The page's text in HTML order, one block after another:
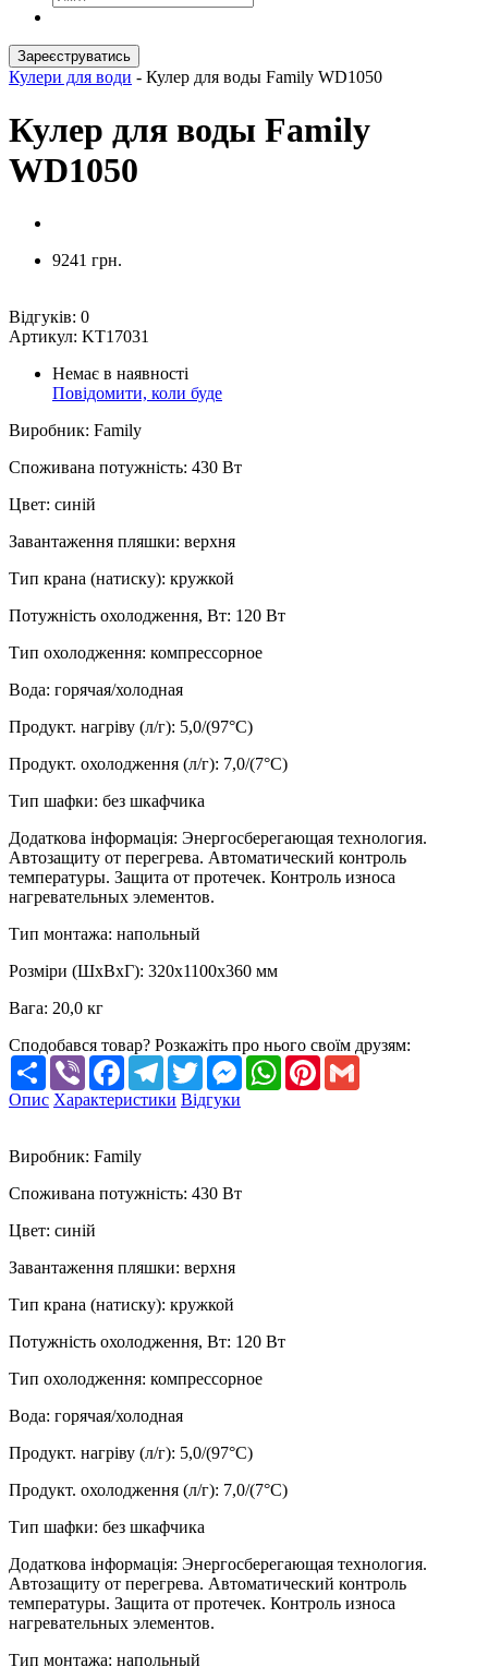
Зареєструватись
Кулери для води - Кулер для воды Family WD1050
Кулер для воды Family
WD1050
9241 грн.
Відгуків: 0
Артикул: KT17031
Немає в наявності
Повідомити, коли буде
Виробник: Family
Споживана потужність: 430 Вт
Цвет: синій
Завантаження пляшки: верхня
Тип крана (натиску): кружкой
Потужність охолодження, Вт: 120 Вт
Тип охолодження: компрессорное
Вода: горячая/холодная
Продукт. нагріву (л/г): 5,0/(97°C)
Продукт. охолодження (л/г): 7,0/(7°C)
Тип шафки: без шкафчика
Додаткова інформація: Энергосберегающая технология.
Автозащиту от перегрева. Автоматический контроль
температуры. Защита от протечек. Контроль износа
нагревательных элементов.
Тип монтажа: напольный
Розміри (ШхВхГ): 320х1100х360 мм
Вага: 20,0 кг
Сподобався товар? Розкажіть про нього своїм друзям:
Share Viber FacebookTelegramTwitterMessengerWhatsApp
Pinterest
Опис Характеристики Відгуки
Виробник: Family
Споживана потужність: 430 Вт
Цвет: синій
Завантаження пляшки: верхня
Тип крана (натиску): кружкой
Потужність охолодження, Вт: 120 Вт
Тип охолодження: компрессорное
Вода: горячая/холодная
Продукт. нагріву (л/г): 5,0/(97°C)
Продукт. охолодження (л/г): 7,0/(7°C)
Тип шафки: без шкафчика
Додаткова інформація: Энергосберегающая технология.
Автозащиту от перегрева. Автоматический контроль
температуры. Защита от протечек. Контроль износа
нагревательных элементов.
Тип монтажа: напольный